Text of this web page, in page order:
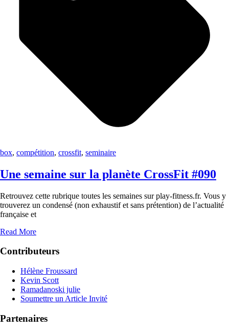
box, compétition, crossfit, seminaire
Une semaine sur la planète CrossFit #090
Retrouvez cette rubrique toutes les semaines sur play-fitness.fr. Vous y
trouverez un condensé (non exhaustif et sans prétention) de l’actualité
française et
Read More
Contributeurs
Hélène Froussard
Kevin Scott
Ramadanoski julie
Soumettre un Article Invité
Partenaires